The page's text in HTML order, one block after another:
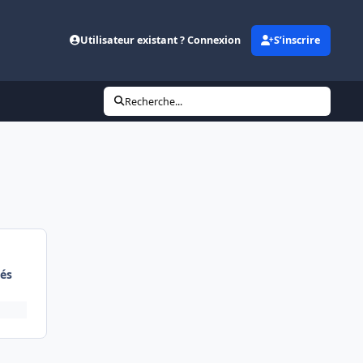
Utilisateur existant ? Connexion S’inscrire
Recherche...